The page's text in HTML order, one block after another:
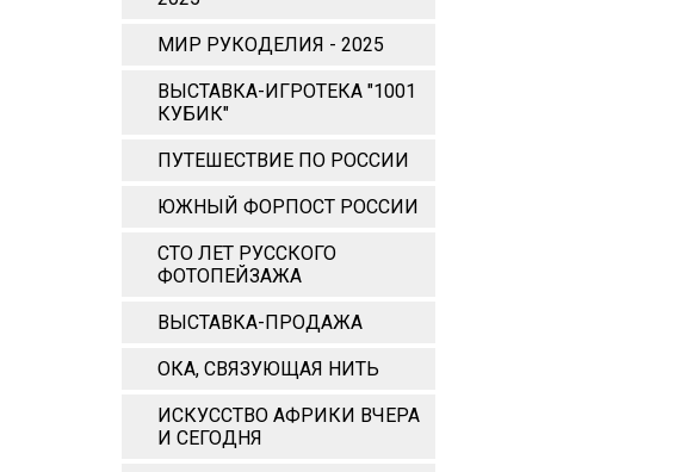
МИР РУКОДЕЛИЯ - 2025
ВЫСТАВКА-ИГРОТЕКА "1001
КУБИК"
ПУТЕШЕСТВИЕ ПО РОССИИ
ЮЖНЫЙ ФОРПОСТ РОССИИ
СТО ЛЕТ РУССКОГО
ФОТОПЕЙЗАЖА
ВЫСТАВКА-ПРОДАЖА
ОКА, СВЯЗУЮЩАЯ НИТЬ
ИСКУССТВО АФРИКИ ВЧЕРА
И СЕГОДНЯ